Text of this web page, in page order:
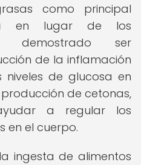
como principal
en lugar de los
demostrado ser
de la inflamación
niveles de glucosa en
de cetonas,
a regular los
en el cuerpo.
ingesta de alimentos